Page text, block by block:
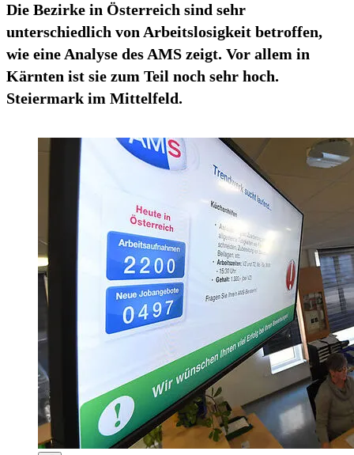
Die Bezirke in Österreich sind sehr
unterschiedlich von Arbeitslosigkeit betroffen,
wie eine Analyse des AMS zeigt. Vor allem in
Kärnten ist sie zum Teil noch sehr hoch.
Steiermark im Mittelfeld.